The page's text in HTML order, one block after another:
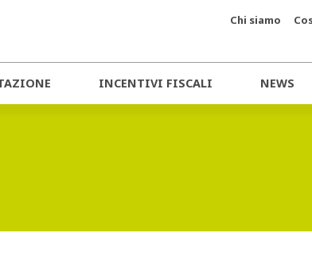
INCENTIVI FISCALI NEWS
Chi siamo